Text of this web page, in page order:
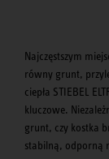
Najczęstszym
równy grunt,
ciepła STIEBEL
kluczowe.
grunt, czy kostka
stabilną, odporną